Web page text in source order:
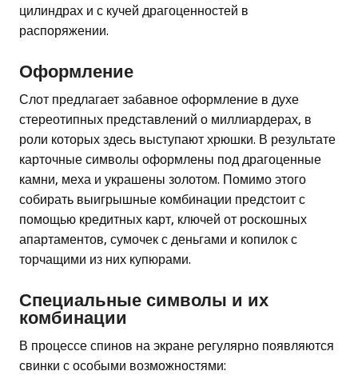
цилиндрах и с кучей драгоценностей в
распоряжении.
Оформление
Слот предлагает забавное оформление в духе
стереотипных представлений о миллиардерах, в
роли которых здесь выступают хрюшки. В результате
карточные символы оформлены под драгоценные
камни, меха и украшены золотом. Помимо этого
собирать выигрышные комбинации предстоит с
помощью кредитных карт, ключей от роскошных
апартаментов, сумочек с деньгами и копилок с
торчащими из них купюрами.
Специальные символы и их
комбинации
В процессе спинов на экране регулярно появляются
свинки с особыми возможностями: